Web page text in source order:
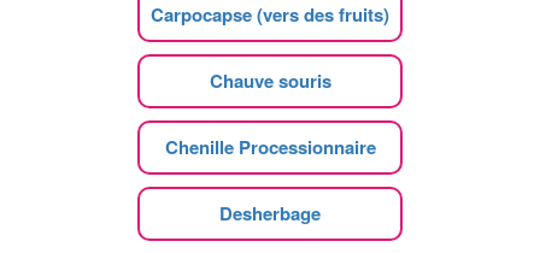
Carpocapse (vers des fruits)
Chauve souris
Chenille Processionnaire
Desherbage